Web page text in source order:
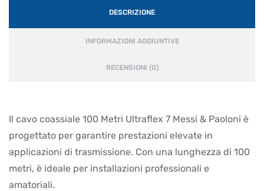
DESCRIZIONE
INFORMAZIONI AGGIUNTIVE
RECENSIONI (0)
Il cavo coassiale 100 Metri Ultraflex 7 Messi & Paoloni è
progettato per garantire prestazioni elevate in
applicazioni di trasmissione. Con una lunghezza di 100
metri, è ideale per installazioni professionali e
amatoriali.